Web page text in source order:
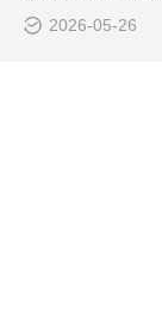
2026-05-26